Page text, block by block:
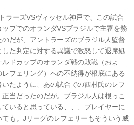
ラーズVSヴィッセル神戸で、この試合
プでのオランダVSブラジルで主審を務
だが、アントラーズのブラジル人監督
た判定に対する異議で激怒して退席処
ドカップのオランダ戦の敗戦（およ
フェリング）への不納得が根底にある
たように、あの試合での西村氏のレフ
当だったのだが。ブラジル人は根っこ
いると思っている、、、プレイヤーに
も。Jリーグのレフェリーもそういう威